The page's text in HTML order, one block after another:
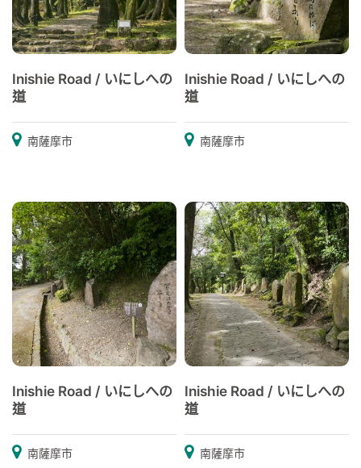
Inishie Road / いにしへの
道
南薩摩市
Inishie Road / いにしへの
道
南薩摩市
Inishie Road / いにしへの
道
南薩摩市
Inishie Road / いにしへの
道
南薩摩市